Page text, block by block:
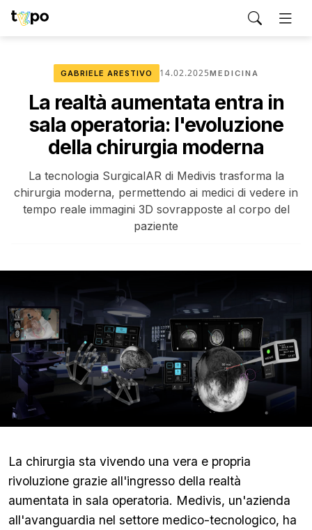
GABRIELE ARESTIVO 14.02.2025MEDICINA
La realtà aumentata entra in
sala operatoria: l'evoluzione
della chirurgia moderna
La tecnologia SurgicalAR di Medivis trasforma la
chirurgia moderna, permettendo ai medici di vedere in
tempo reale immagini 3D sovrapposte al corpo del
paziente
La chirurgia sta vivendo una vera e propria
rivoluzione grazie all'ingresso della realtà
aumentata in sala operatoria. Medivis, un'azienda
all'avanguardia nel settore medico-tecnologico, ha